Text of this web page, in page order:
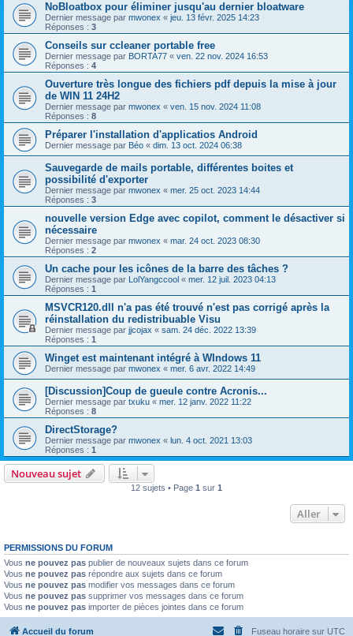
NoBloatbox pour éliminer jusqu'au dernier bloatware
Dernier message par mwonex « jeu. 13 févr. 2025 14:23
Réponses : 3
Conseils sur ccleaner portable free
Dernier message par BORTA77 « ven. 22 nov. 2024 16:53
Réponses : 4
Ouverture très longue des fichiers pdf depuis la mise à jour
de WIN 11 24H2
Dernier message par mwonex « ven. 15 nov. 2024 11:08
Réponses : 8
Préparer l'installation d'applicatios Android
Dernier message par Béo « dim. 13 oct. 2024 06:38
Sauvegarde de mails portable, différentes boites et
possibilité d'exporter
Dernier message par mwonex « mer. 25 oct. 2023 14:44
Réponses : 3
nouvelle version Edge avec copilot, comment le désactiver si
nécessaire
Dernier message par mwonex « mar. 24 oct. 2023 08:30
Réponses : 2
Un cache pour les icônes de la barre des tâches ?
Dernier message par LolYangccool « mer. 12 juil. 2023 04:13
Réponses : 1
MSVCR120.dll n'a pas été trouvé n'est pas corrigé après la
réinstallation du redistribuable Visu
Dernier message par jjcojax « sam. 24 déc. 2022 13:39
Réponses : 1
Winget est maintenant intégré à WIndows 11
Dernier message par mwonex « mer. 6 avr. 2022 14:49
[Discussion]Coup de gueule contre Acronis...
Dernier message par txuku « mer. 12 janv. 2022 11:22
Réponses : 8
DirectStorage?
Dernier message par mwonex « lun. 4 oct. 2021 13:03
Réponses : 1
Nouveau sujet
12 sujets • Page 1 sur 1
Aller
PERMISSIONS DU FORUM
Vous ne pouvez pas publier de nouveaux sujets dans ce forum
Vous ne pouvez pas répondre aux sujets dans ce forum
Vous ne pouvez pas modifier vos messages dans ce forum
Vous ne pouvez pas supprimer vos messages dans ce forum
Vous ne pouvez pas importer de pièces jointes dans ce forum
Accueil du forum Fuseau horaire sur UTC